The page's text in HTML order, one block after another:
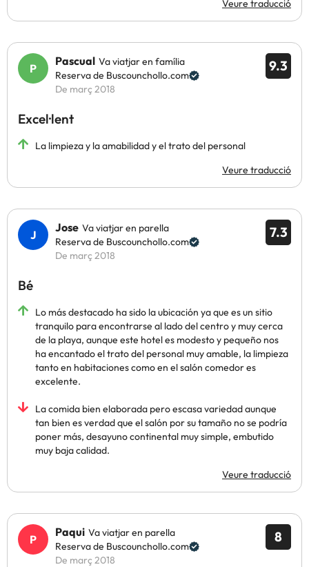
Veure traducció
9.3
Pascual Va viatjar en família
Reserva de Buscounchollo.com
De març 2018
Excel·lent
La limpieza y la amabilidad y el trato del personal
Veure traducció
7.3
Jose Va viatjar en parella
Reserva de Buscounchollo.com
De març 2018
Bé
Lo más destacado ha sido la ubicación ya que es un sitio
tranquilo para encontrarse al lado del centro y muy cerca
de la playa, aunque este hotel es modesto y pequeño nos
ha encantado el trato del personal muy amable, la limpieza
tanto en habitaciones como en el salón comedor es
excelente.
La comida bien elaborada pero escasa variedad aunque
tan bien es verdad que el salón por su tamaño no se podría
poner más, desayuno continental muy simple, embutido
muy baja calidad.
Veure traducció
8
Paqui Va viatjar en parella
Reserva de Buscounchollo.com
De març 2018